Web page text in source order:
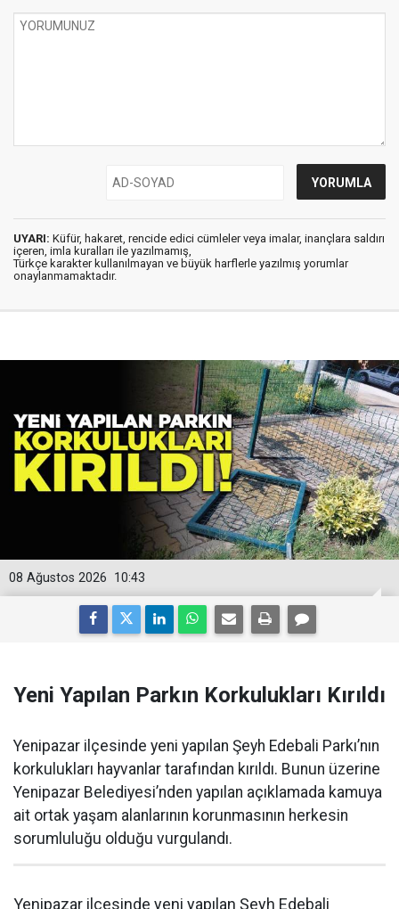
UYARI: Küfür, hakaret, rencide edici cümleler veya imalar, inançlara saldırı
içeren, imla kuralları ile yazılmamış,
Türkçe karakter kullanılmayan ve büyük harflerle yazılmış yorumlar
onaylanmamaktadır.
10:43
08 Ağustos 2026
Yeni Yapılan Parkın Korkulukları Kırıldı
Yenipazar ilçesinde yeni yapılan Şeyh Edebali Parkı’nın
korkulukları hayvanlar tarafından kırıldı. Bunun üzerine
Yenipazar Belediyesi’nden yapılan açıklamada kamuya
ait ortak yaşam alanlarının korunmasının herkesin
sorumluluğu olduğu vurgulandı.
Yenipazar ilçesinde yeni yapılan Şeyh Edebali